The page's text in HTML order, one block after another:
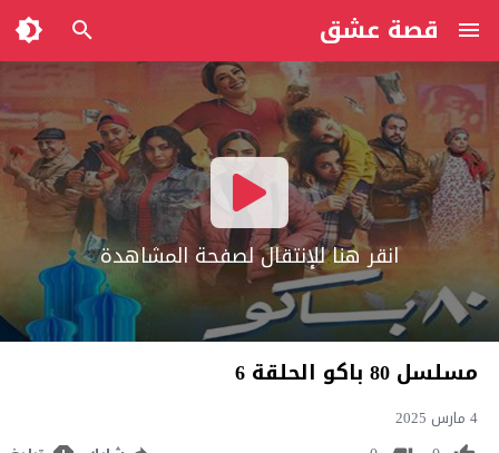
قصة عشق
انقر هنا للإنتقال لصفحة المشاهدة
مسلسل 80 باكو الحلقة 6
4 مارس 2025